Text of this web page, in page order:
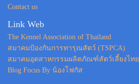
Contact us
Link Web
The Kennel Association of Thailand
สมาคมป้องกันการทารุณสัตว์ (TSPCA)
สมาคมอุตสาหกรรมผลิตภัณฑ์สัตว์เลี้ยงไทย
Blog Focus By น้องโฟกัส